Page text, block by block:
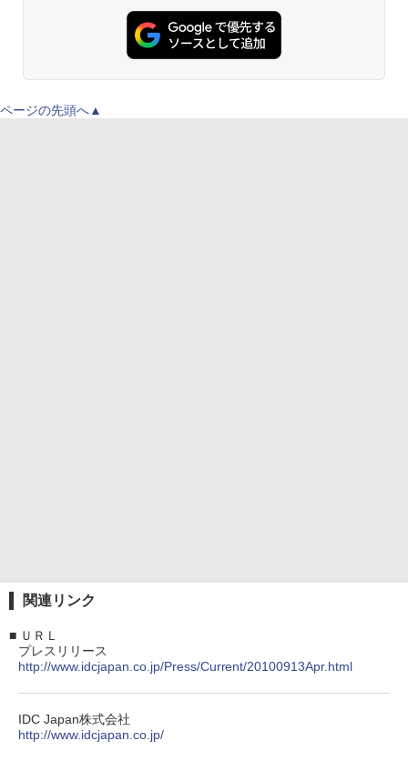
ページの先頭へ▲
関連リンク
■ ＵＲＬ
プレスリリース
http://www.idcjapan.co.jp/Press/Current/20100913Apr.html
IDC Japan株式会社
http://www.idcjapan.co.jp/